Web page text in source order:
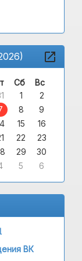
Сб
Вс
1
2
8
9
15
16
22
23
29
30
5 6
ВК